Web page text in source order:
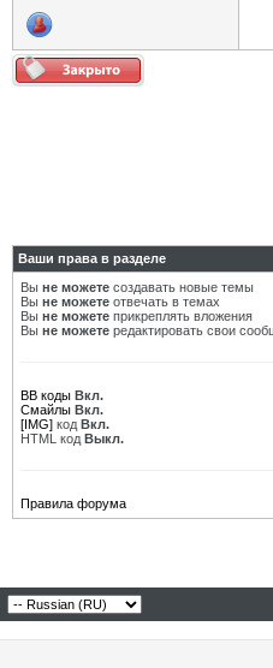
Ваши права в разделе
Вы не можете создавать новые темы
Вы не можете отвечать в темах
Вы не можете прикреплять вложения
Вы не можете редактировать свои
BB коды Вкл.
Смайлы Вкл.
[IMG] код Вкл.
HTML код Выкл.
Правила форума